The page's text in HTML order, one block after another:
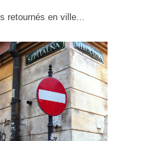
retournés en ville...